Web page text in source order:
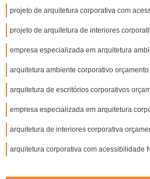
projeto de arquitetura corporativa com
projeto de arquitetura de interiores
empresa especializada em arquitetura
arquitetura ambiente corporativo
arquitetura de escritórios corporativos
empresa especializada em arquitetura
arquitetura de interiores corporativa
arquitetura corporativa com acessibilidade